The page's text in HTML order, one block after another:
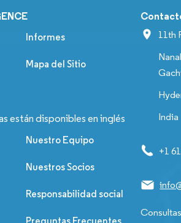
Informes
Mapa del Sitio
están disponibles en inglés
Nuestro Equipo
Nuestros Socios
Responsabilidad social
11th
India
+1